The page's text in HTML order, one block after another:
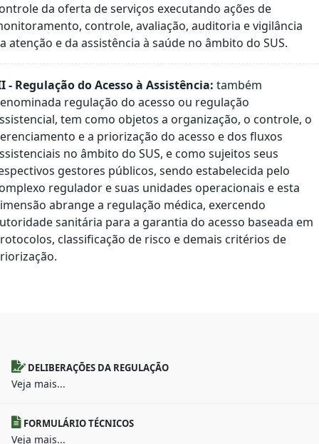
da oferta de serviços executando ações de
controle, avaliação, auditoria e vigilância
atenção e da assistência à saúde no âmbito do SUS.
- Regulação do Acesso à Assistência: também
regulação do acesso ou regulação
tem como objetos a organização, o controle, o
e a priorização do acesso e dos fluxos
no âmbito do SUS, e como sujeitos seus
gestores públicos, sendo estabelecida pelo
regulador e suas unidades operacionais e esta
abrange a regulação médica, exercendo
sanitária para a garantia do acesso baseada em
classificação de risco e demais critérios de
DELIBERAÇÕES DA REGULAÇÃO
Veja mais...
FORMULÁRIO TÉCNICOS
Veja mais...